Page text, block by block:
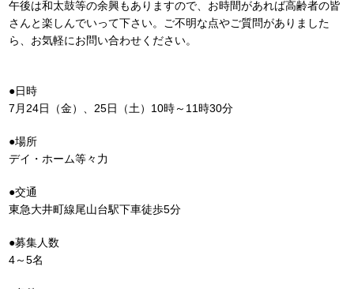
午後は和太鼓等の余興もありますので、お時間があれば高齢者の皆
さんと楽しんでいって下さい。ご不明な点やご質問がありました
ら、お気軽にお問い合わせください。
●日時
7月24日（金）、25日（土）10時～11時30分
●場所
デイ・ホーム等々力
●交通
東急大井町線尾山台駅下車徒歩5分
●募集人数
4～5名